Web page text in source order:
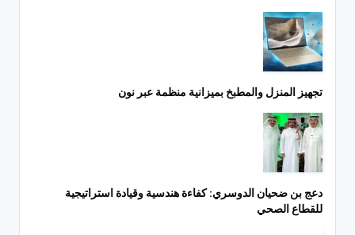
تجهيز المنزل والمطبخ بميزانية منظمة عبر نون
دعج بن ضحيان الدوسري: كفاءة هندسية وقيادة استراتيجية
للقطاع الصحي